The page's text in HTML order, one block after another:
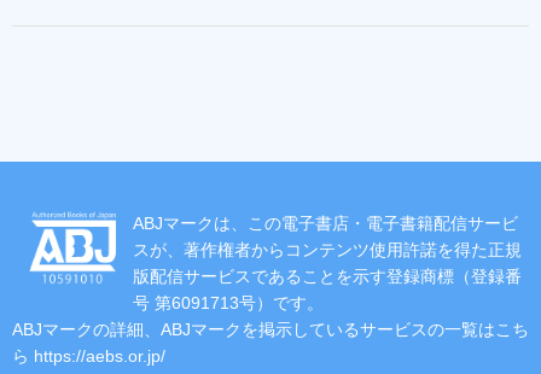
ABJマークは、この電子書店・電子書籍配信サービ
スが、著作権者からコンテンツ使用許諾を得た正規
版配信サービスであることを示す登録商標（登録番
号 第6091713号）です。
ABJマークの詳細、ABJマークを掲示しているサービスの一覧はこち
ら https://aebs.or.jp/